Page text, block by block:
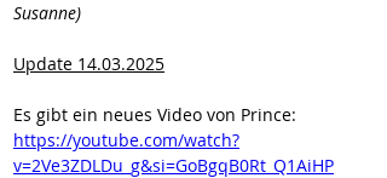
Susanne)
Update 14.03.2025
Es gibt ein neues Video von Prince:
https://youtube.com/watch?
v=2Ve3ZDLDu_g&si=GoBgqB0Rt_Q1AiHP